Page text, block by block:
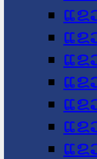
ແຂ
ແຂ
ແຂ
ແຂ
ແຂ
ແຂ
ແຂ